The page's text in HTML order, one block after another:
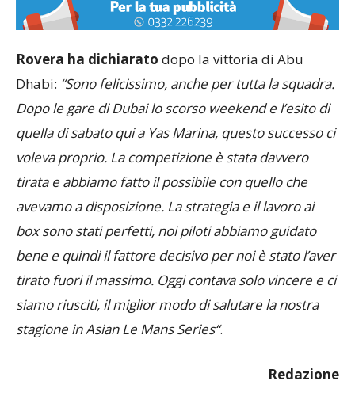
Rovera ha dichiarato dopo la vittoria di Abu
Dhabi: “Sono felicissimo, anche per tutta la squadra.
Dopo le gare di Dubai lo scorso weekend e l’esito di
quella di sabato qui a Yas Marina, questo successo ci
voleva proprio. La competizione è stata davvero
tirata e abbiamo fatto il possibile con quello che
avevamo a disposizione. La strategia e il lavoro ai
box sono stati perfetti, noi piloti abbiamo guidato
bene e quindi il fattore decisivo per noi è stato l’aver
tirato fuori il massimo. Oggi contava solo vincere e ci
siamo riusciti, il miglior modo di salutare la nostra
stagione in Asian Le Mans Series“.
Redazione